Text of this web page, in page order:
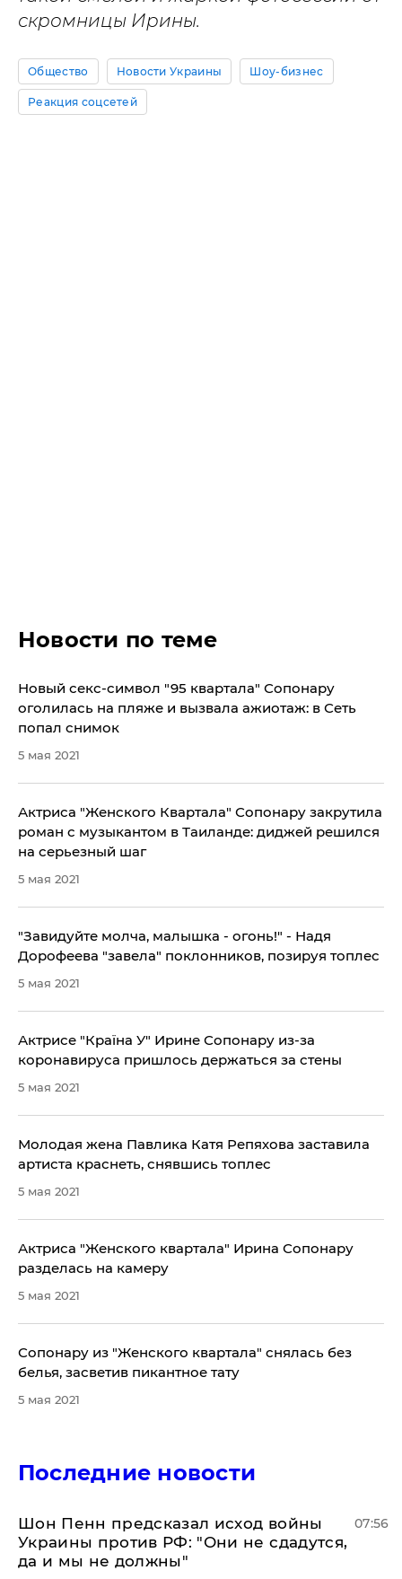
скромницы Ирины.
Общество Новости Украины Шоу-бизнес
Реакция соцсетей
Новости по теме
Новый секс-символ "95 квартала" Сопонару
оголилась на пляже и вызвала ажиотаж: в Сеть
попал снимок
5 мая 2021
Актриса "Женского Квартала" Сопонару закрутила
роман с музыкантом в Таиланде: диджей решился
на серьезный шаг
5 мая 2021
"Завидуйте молча, малышка - огонь!" - Надя
Дорофеева "завела" поклонников, позируя топлес
5 мая 2021
Актрисе "Країна У" Ирине Сопонару из-за
коронавируса пришлось держаться за стены
5 мая 2021
Молодая жена Павлика Катя Репяхова заставила
артиста краснеть, снявшись топлес
5 мая 2021
Актриса "Женского квартала" Ирина Сопонару
разделась на камеру
5 мая 2021
Сопонару из "Женского квартала" снялась без
белья, засветив пикантное тату
5 мая 2021
Последние новости
Шон Пенн предсказал исход войны
Украины против РФ: "Они не сдадутся,
да и мы не должны"
07:56